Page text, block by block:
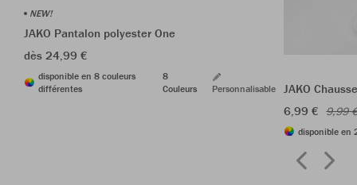
NEW!
JAKO Pantalon polyester One
dès 24,99 €
disponible en 8 couleurs
différentes
8
Couleurs
Personnalisable
JAKO
6,99 € 9,99
disponible en